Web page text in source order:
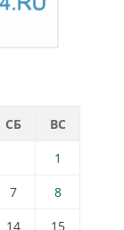
СБ
ВС
1
7
8
14
15